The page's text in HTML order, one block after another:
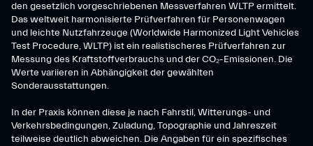
den gesetzlich vorgeschriebenen Messverfahren WLTP ermittelt.
Das weltweit harmonisierte Prüfverfahren für Personenwagen
und leichte Nutzfahrzeuge (Worldwide Harmonized Light Vehicles
Test Procedure, WLTP) ist ein realistischeres Prüfverfahren zur
Messung des Kraftstoffverbrauchs und der CO₂-Emissionen. Die
Werte variieren in Abhängigkeit der gewählten
Sonderausstattungen.
In der Praxis können diese je nach Fahrstil, Witterungs- und
Verkehrsbedingungen, Zuladung, Topographie und Jahreszeit
teilweise deutlich abweichen. Die Angaben für ein spezifisches